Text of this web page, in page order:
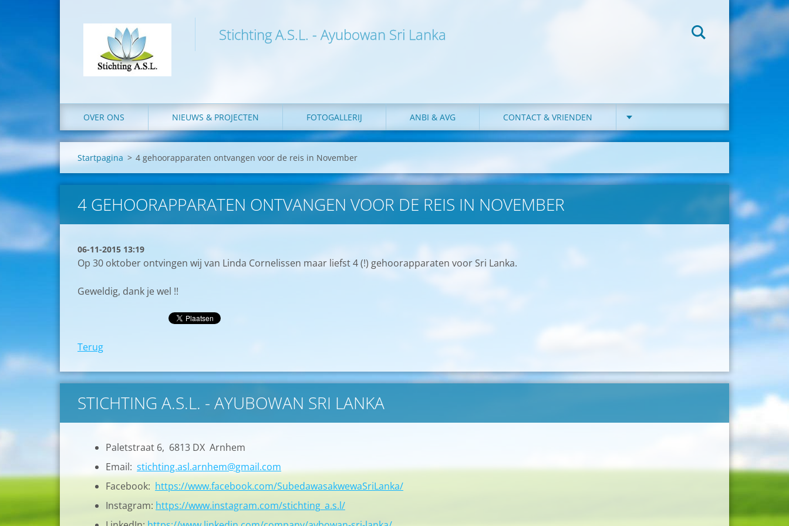
Stichting A.S.L. - Ayubowan Sri Lanka
OVER ONS NIEUWS & PROJECTEN FOTOGALLERIJ ANBI & AVG CONTACT & VRIENDEN
Startpagina > 4 gehoorapparaten ontvangen voor de reis in November
4 GEHOORAPPARATEN ONTVANGEN VOOR DE REIS IN NOVEMBER
06-11-2015 13:19
Op 30 oktober ontvingen wij van Linda Cornelissen maar liefst 4 (!) gehoorapparaten voor Sri Lanka.
Geweldig, dank je wel !!
Terug
STICHTING A.S.L. - AYUBOWAN SRI LANKA
Paletstraat 6, 6813 DX Arnhem
Email: stichting.asl.arnhem@gmail.com
Facebook: https://www.facebook.com/SubedawasakwewaSriLanka/
Instagram: https://www.instagram.com/stichting_a.s.l/